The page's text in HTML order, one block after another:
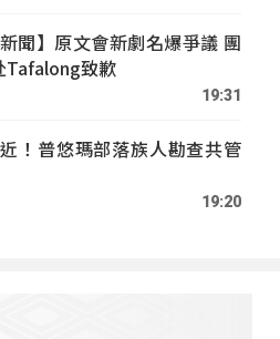
新聞】原文會新劇名爆爭議 團
Tafalong致歉
19:31
！普悠瑪部落族人勘查共管
19:20